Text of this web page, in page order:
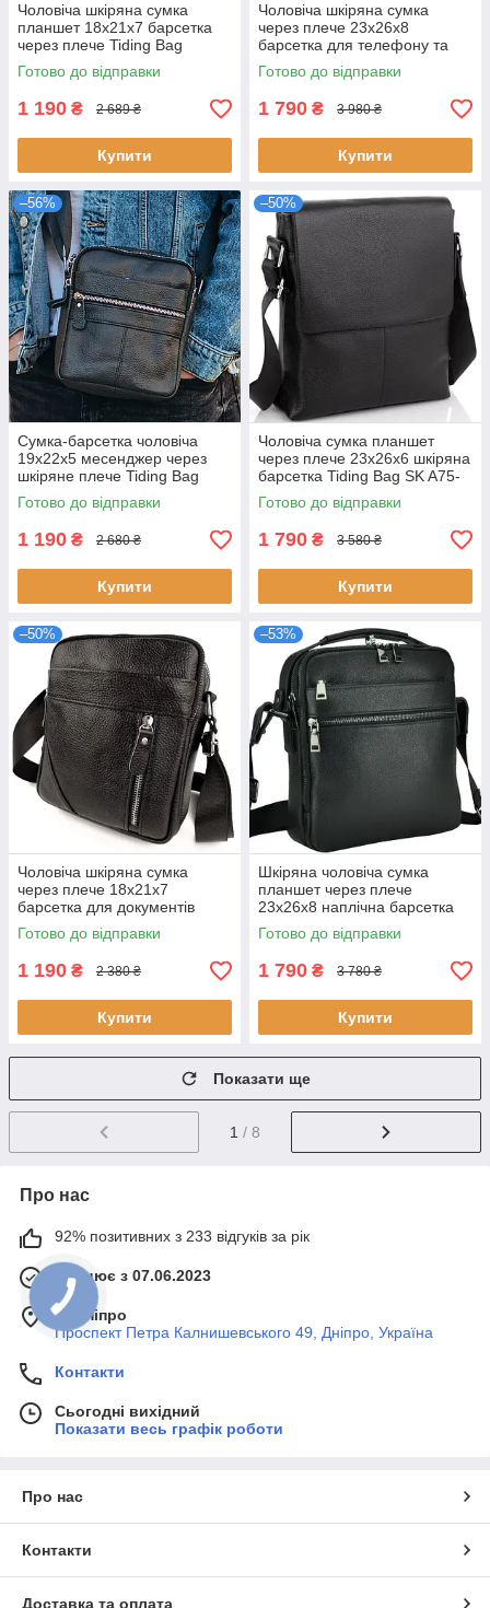
Чоловіча шкіряна сумка
планшет 18х21х7 барсетка
через плече Tiding Bag
LA3314-1BL чорна
натуральна шкіра
Готово до відправки
1 190 ₴ 2 689 ₴
Купити
Чоловіча шкіряна сумка
через плече 23х26х8
барсетка для телефону та
документів Tiding Bag 711511
чорна натуральна шкіра
Готово до відправки
1 790 ₴ 3 980 ₴
Купити
–56%
Сумка-барсетка чоловіча
19х22х5 месенджер через
шкіряне плече Tiding Bag
BON6165 чорний натуральна
шкіра 5 відділень
Готово до відправки
1 190 ₴ 2 680 ₴
Купити
–50%
Чоловіча сумка планшет
через плече 23х26х6 шкіряна
барсетка Tiding Bag SK A75-
181 чорна натуральна шкіра
4 відділення
Готово до відправки
1 790 ₴ 3 580 ₴
Купити
–50%
Чоловіча шкіряна сумка
через плече 18х21х7
барсетка для документів
Tiding Bag M38-10131A чорна
натуральна шкіра 5 відділень
Готово до відправки
1 190 ₴ 2 380 ₴
Купити
–53%
Шкіряна чоловіча сумка
планшет через плече
23х26х8 наплічна барсетка
Tiding Bag MN-284334 чорна
натуральна шкіра 5 відділень
Готово до відправки
1 790 ₴ 3 780 ₴
Купити
Показати ще
1 / 8
Про нас
92% позитивних з 233 відгуків за рік
Працює з 07.06.2023
м. Дніпро
Проспект Петра Калнишевського 49, Дніпро, Україна
Контакти
Сьогодні вихідний
Показати весь графік роботи
Про нас
Контакти
Доставка та оплата